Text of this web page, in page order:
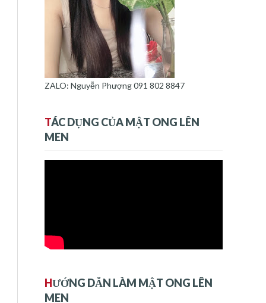
ZALO: Nguyễn Phượng 091 802 8847
TÁC DỤNG CỦA MẬT ONG LÊN
MEN
HƯỚNG DẪN LÀM MẬT ONG LÊN
MEN